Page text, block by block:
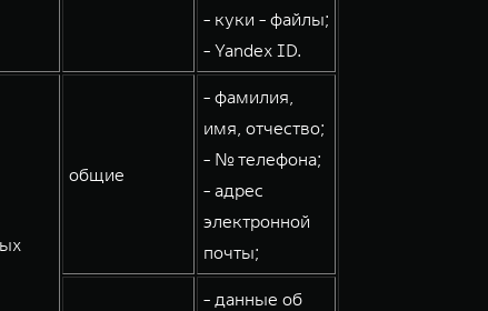
- куки - файлы;
- Yandex ID.
общие
- фамилия,
имя, отчество;
- № телефона;
- адрес
электронной
почты;
- данные об